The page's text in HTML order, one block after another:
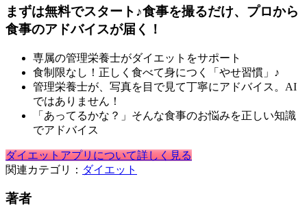
まずは無料でスタート♪食事を撮るだけ、プロから
食事のアドバイスが届く！
専属の管理栄養士がダイエットをサポート
食制限なし！正しく食べて身につく「やせ習慣」♪
管理栄養士が、写真を目で見て丁寧にアドバイス。AI
ではありません！
「あってるかな？」そんな食事のお悩みを正しい知識
でアドバイス
ダイエットアプリについて詳しく見る
関連カテゴリ： ダイエット
著者